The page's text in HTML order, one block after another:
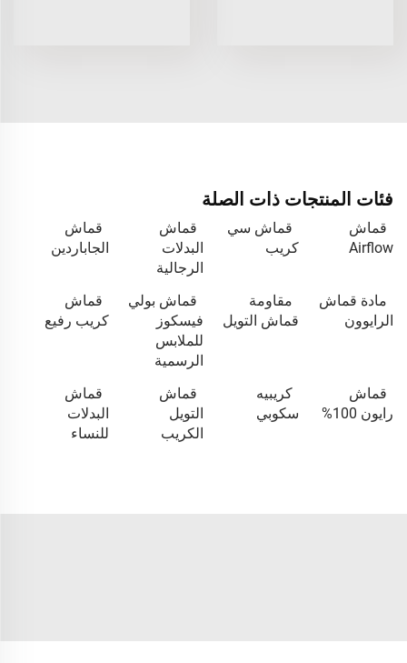
فئات المنتجات ذات الصلة
قماش
Airflow
قماش سي
كريب
قماش
البدلات
الرجالية
قماش
الجاباردين
مادة قماش
الرايوون
مقاومة
قماش التويل
قماش بولي
فيسكوز
للملابس
الرسمية
قماش
كريب رفيع
قماش
رايون 100%
كريبيه
سكوبي
قماش
التويل
الكريب
قماش
البدلات
للنساء